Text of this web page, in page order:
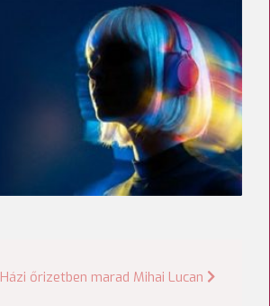
Házi őrizetben marad Mihai Lucan